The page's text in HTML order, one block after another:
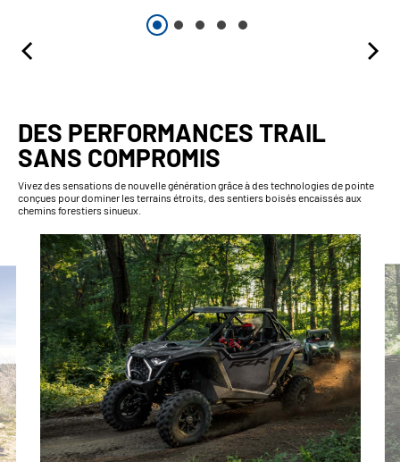
DES PERFORMANCES TRAIL
SANS COMPROMIS
Vivez des sensations de nouvelle génération grâce à des technologies de pointe
conçues pour dominer les terrains étroits, des sentiers boisés encaissés aux
chemins forestiers sinueux.